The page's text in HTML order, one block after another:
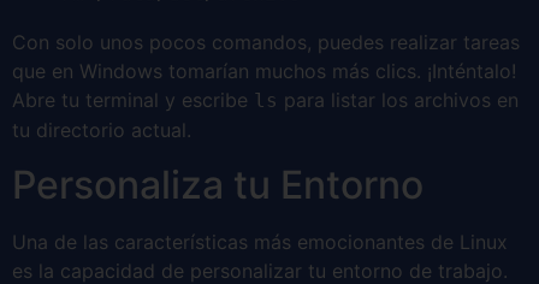
Con solo unos pocos comandos, puedes realizar tareas
que en Windows tomarían muchos más clics. ¡Inténtalo!
Abre tu terminal y escribe ls para listar los archivos en
tu directorio actual.
Personaliza tu Entorno
Una de las características más emocionantes de Linux
es la capacidad de personalizar tu entorno de trabajo.